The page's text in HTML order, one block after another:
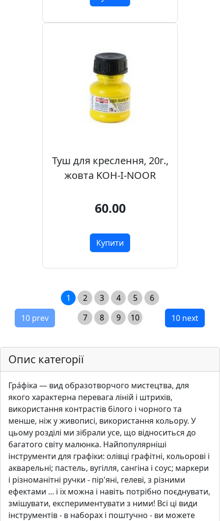
10 prev
Туш для креслення, 20г.,
жовта KOH-I-NOOR
60.00
Купити
1 2 3 4 5
6
7
8 9 10 10 next
Опис категорії
Гра́фiка — вид образотворчого мистецтва, для
якого характерна перевага лiнiй i штрихiв,
використання контрастiв бiлого i чорного та
менше, нiж у живописi, використання кольору. У
цьому роздiлi ми зiбрали усе, що вiдноситься до
багатого свiту малюнка. Найпопулярнiшi
iнструменти для графiки: олiвцi графiтнi, кольоровi i
акварельнi; пастель, вугiлля, сангiна i соус; маркери
i рiзноманiтнi ручки - пiр'янi, гелевi, з рiзними
ефектами ... i їх можна i навiть потрiбно поєднувати,
змiшувати, експериментувати з ними! Всi цi види
iнструментiв - в наборах i поштучно - ви можете